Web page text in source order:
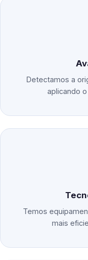
Detectamos a
aplicando
Temos
mais